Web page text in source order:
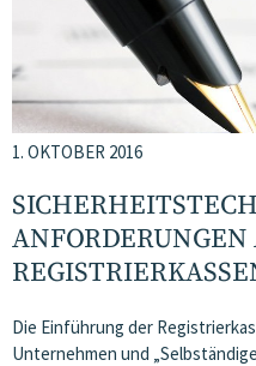
1. OKTOBER 2016
ANFORDERUNGEN
Die Einführung der
Unternehmen und